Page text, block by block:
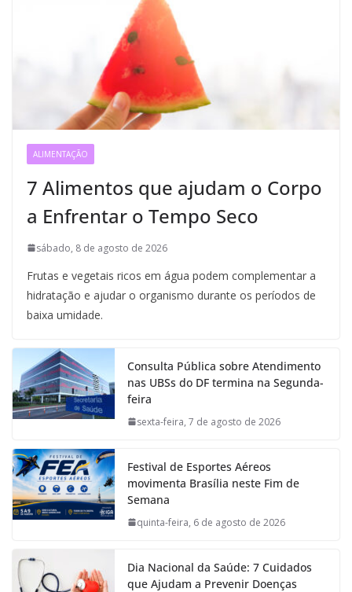
ALIMENTAÇÃO
7 Alimentos que ajudam o Corpo
a Enfrentar o Tempo Seco
sábado, 8 de agosto de 2026
Frutas e vegetais ricos em água podem complementar a
hidratação e ajudar o organismo durante os períodos de
baixa umidade.
Consulta Pública sobre Atendimento
nas UBSs do DF termina na Segunda-
feira
sexta-feira, 7 de agosto de 2026
Festival de Esportes Aéreos
movimenta Brasília neste Fim de
Semana
quinta-feira, 6 de agosto de 2026
Dia Nacional da Saúde: 7 Cuidados
que Ajudam a Prevenir Doenças